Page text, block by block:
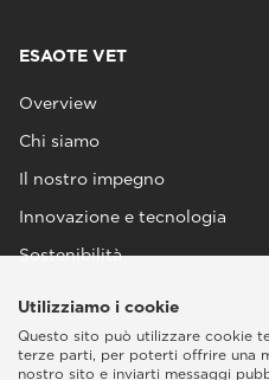
ESAOTE VET
Overview
Chi siamo
Il nostro impegno
Innovazione e tecnologia
Sostenibilità
Utilizziamo i cookie
Questo sito può utilizzare cookie
terze parti, per poterti offrire una
nostro sito e inviarti messaggi